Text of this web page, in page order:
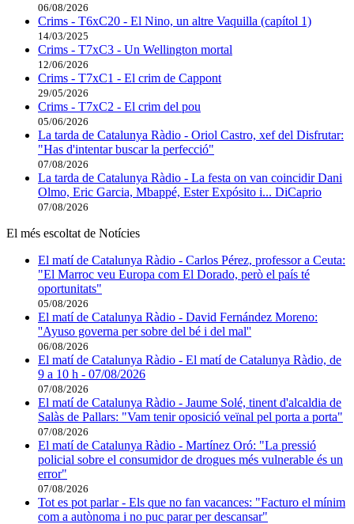
06/08/2026
Crims - T6xC20 - El Nino, un altre Vaquilla (capítol 1)
14/03/2025
Crims - T7xC3 - Un Wellington mortal
12/06/2026
Crims - T7xC1 - El crim de Cappont
29/05/2026
Crims - T7xC2 - El crim del pou
05/06/2026
La tarda de Catalunya Ràdio - Oriol Castro, xef del Disfrutar:
"Has d'intentar buscar la perfecció"
07/08/2026
La tarda de Catalunya Ràdio - La festa on van coincidir Dani
Olmo, Eric Garcia, Mbappé, Ester Expósito i... DiCaprio
07/08/2026
El més escoltat de Notícies
El matí de Catalunya Ràdio - Carlos Pérez, professor a Ceuta:
"El Marroc veu Europa com El Dorado, però el país té
oportunitats"
05/08/2026
El matí de Catalunya Ràdio - David Fernández Moreno:
''Ayuso governa per sobre del bé i del mal''
06/08/2026
El matí de Catalunya Ràdio - El matí de Catalunya Ràdio, de
9 a 10 h - 07/08/2026
07/08/2026
El matí de Catalunya Ràdio - Jaume Solé, tinent d'alcaldia de
Salàs de Pallars: "Vam tenir oposició veïnal pel porta a porta"
07/08/2026
El matí de Catalunya Ràdio - Martínez Oró: "La pressió
policial sobre el consumidor de drogues més vulnerable és un
error"
07/08/2026
Tot es pot parlar - Els que no fan vacances: "Facturo el mínim
com a autònoma i no puc parar per descansar"